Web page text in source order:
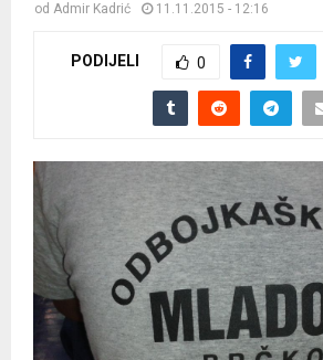
od Admir Kadrić 11.11.2015 - 12:16
PODIJELI 0